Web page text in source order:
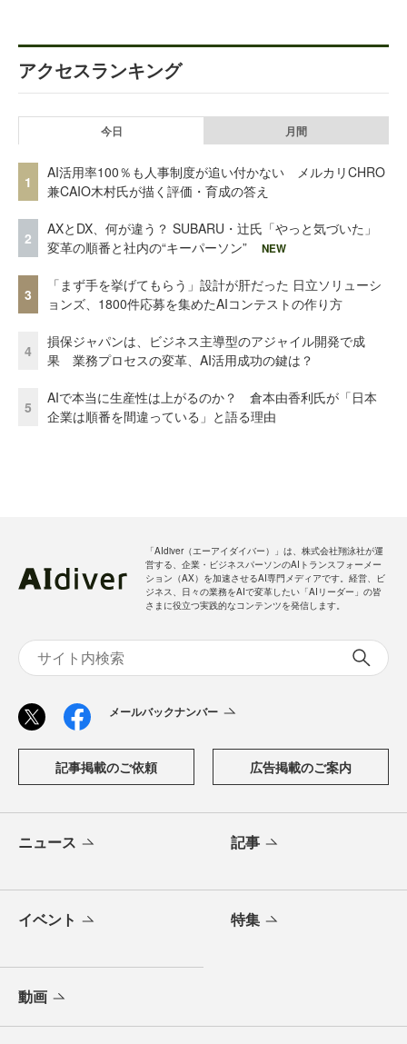
アクセスランキング
今日 月間
1
AI活用率100％も人事制度が追い付かない メルカリCHRO
兼CAIO木村氏が描く評価・育成の答え
2
AXとDX、何が違う？ SUBARU・辻氏「やっと気づいた」
変革の順番と社内の“キーパーソン”
NEW
3
「まず手を挙げてもらう」設計が肝だった 日立ソリューシ
ョンズ、1800件応募を集めたAIコンテストの作り方
4
損保ジャパンは、ビジネス主導型のアジャイル開発で成
果 業務プロセスの変革、AI活用成功の鍵は？
5
AIで本当に生産性は上がるのか？ 倉本由香利氏が「日本
企業は順番を間違っている」と語る理由
「AIdiver（エーアイダイバー）」は、株式会社翔泳社が運
営する、企業・ビジネスパーソンのAIトランスフォーメー
ション（AX）を加速させるAI専門メディアです。経営、ビ
ジネス、日々の業務をAIで変革したい「AIリーダー」の皆
さまに役立つ実践的なコンテンツを発信します。
メールバックナンバー
記事掲載のご依頼 広告掲載のご案内
ニュース 記事
イベント 特集
動画